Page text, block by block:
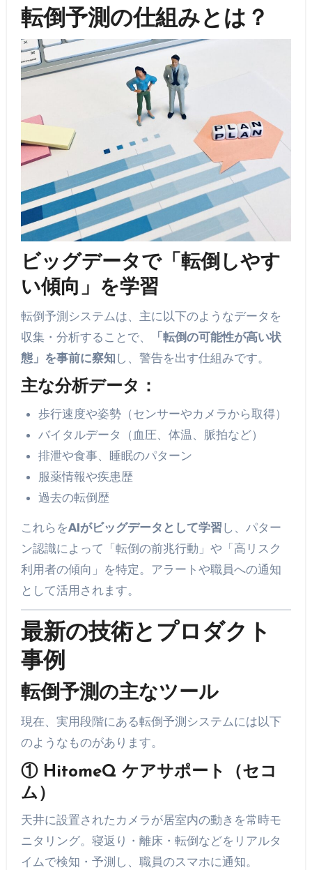
転倒予測の仕組みとは？
ビッグデータで「転倒しやす
い傾向」を学習
転倒予測システムは、主に以下のようなデータを
収集・分析することで、
「転倒の可能性が高い状
態」を事前に察知 し、警告を出す仕組みです。
主な分析データ：
歩行速度や姿勢（センサーやカメラから取得）
バイタルデータ（血圧、体温、脈拍など）
排泄や食事、睡眠のパターン
服薬情報や疾患歴
過去の転倒歴
これらをAIがビッグデータとして学習 し、パター
ン認識によって「転倒の前兆行動」や「高リスク
利用者の傾向」を特定。アラートや職員への通知
として活用されます。
最新の技術とプロダクト
事例
転倒予測の主なツール
現在、実用段階にある転倒予測システムには以下
のようなものがあります。
① HitomeQ ケアサポート（セコ
ム）
天井に設置されたカメラが居室内の動きを常時モ
ニタリング。寝返り・離床・転倒などをリアルタ
イムで検知・予測し、職員のスマホに通知。